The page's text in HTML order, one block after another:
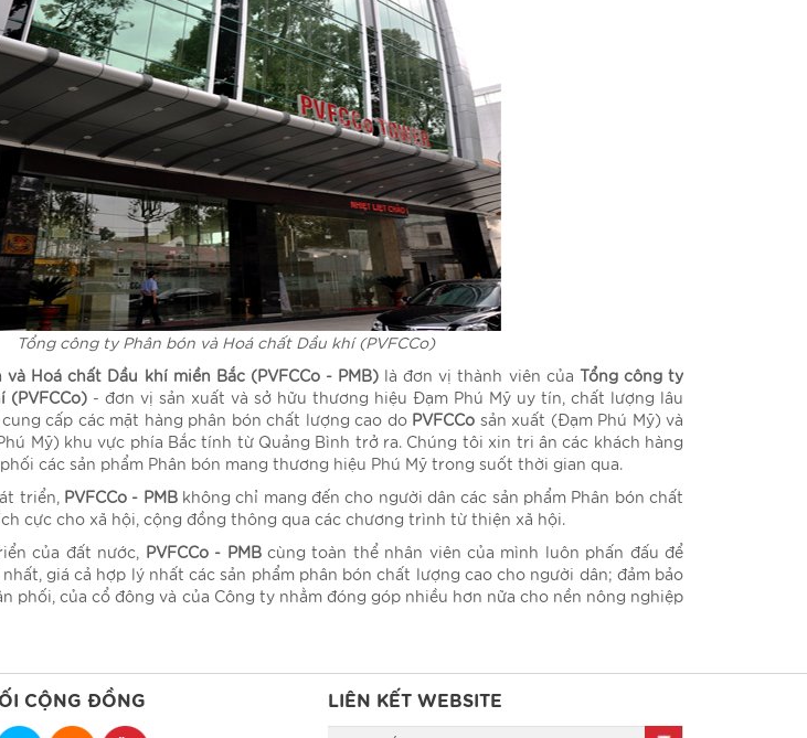
Tổng công ty Phân bón và Hoá chất Dầu khí (PVFCCo)
Hoá chất Dầu khí miền Bắc (PVFCCo - PMB) là đơn vị thành viên của Tổng công ty
(PVFCCo) - đơn vị sản xuất và sở hữu thương hiệu Đạm Phú Mỹ uy tín, chất lượng lâu
cung cấp các mặt hàng phân bón chất lượng cao do PVFCCo sản xuất (Đạm Phú Mỹ) và
Mỹ) khu vực phía Bắc tính từ Quảng Bình trở ra. Chúng tôi xin tri ân các khách hàng
các sản phẩm Phân bón mang thương hiệu Phú Mỹ trong suốt thời gian qua.
triển, PVFCCo - PMBkhông chỉ mang đến cho người dân các sản phẩm Phân bón chất
cực cho xã hội, cộng đồng thông qua các chương trình từ thiện xã hội.
của đất nước, PVFCCo - PMBcùng toàn thể nhân viên của mình luôn phấn đấu để
giá cả hợp lý nhất các sản phẩm phân bón chất lượng cao cho người dân; đảm bảo
phối, của cổ đông và của Công ty nhằm đóng góp nhiều hơn nữa cho nền nông nghiệp
CỘNG ĐỒNG LIÊN KẾT WEBSITE